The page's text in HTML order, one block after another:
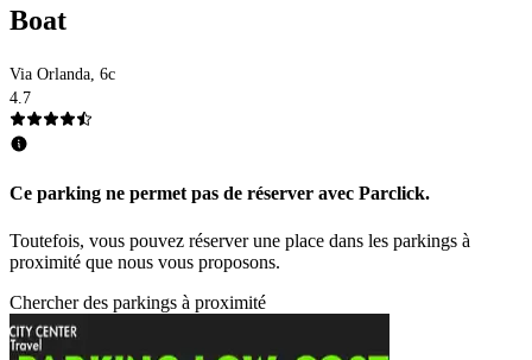
Boat
Via Orlanda, 6c
4.7
Ce parking ne permet pas de réserver avec Parclick.
Toutefois, vous pouvez réserver une place dans les parkings à
proximité que nous vous proposons.
Chercher des parkings à proximité